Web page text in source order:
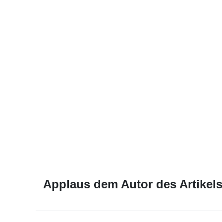
Applaus dem Autor des